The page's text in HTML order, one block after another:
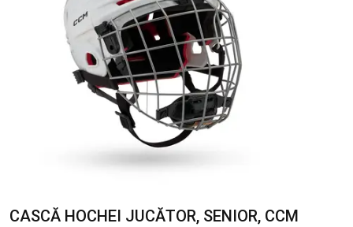
CASCĂ HOCHEI JUCĂTOR, SENIOR, CCM